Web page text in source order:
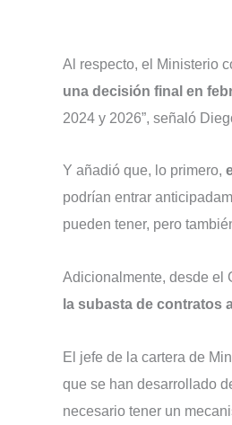
Al respecto, el Ministerio
una decisión final en
2024 y 2026”, señaló
Y añadió que, lo primero,
podrían entrar
pueden tener, pero
Adicionalmente, desde el
la subasta de contratos
El jefe de la cartera de
que se han desarrollado
necesario tener un